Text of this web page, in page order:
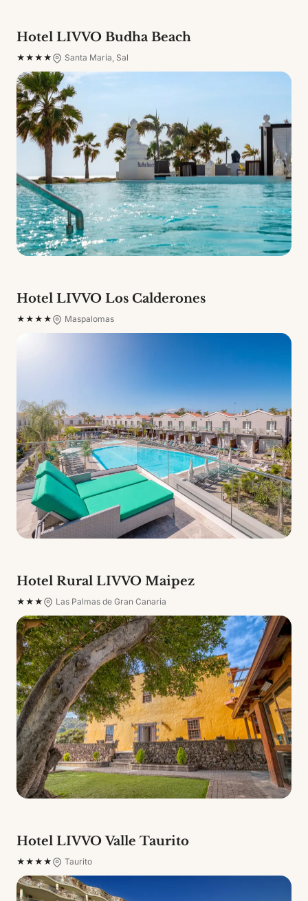
Hotel LIVVO Budha Beach
★★★★ Santa María, Sal
Hotel LIVVO Los Calderones
★★★★ Maspalomas
Hotel Rural LIVVO Maipez
★★★ Las Palmas de Gran Canaria
Hotel LIVVO Valle Taurito
★★★★ Taurito